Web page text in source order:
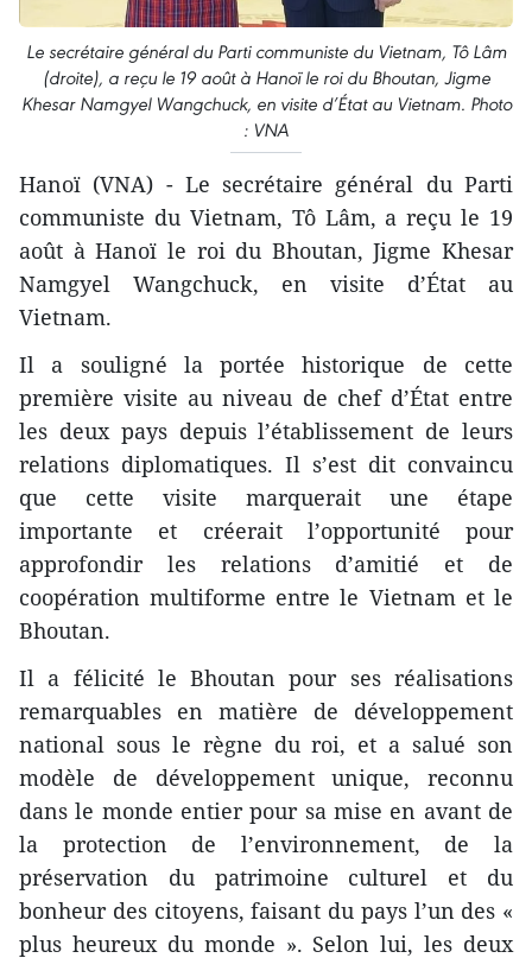
Le secrétaire général du Parti communiste du Vietnam, Tô Lâm
(droite), a reçu le 19 août à Hanoï le roi du Bhoutan, Jigme
Khesar Namgyel Wangchuck, en visite d’État au Vietnam. Photo
: VNA
Hanoï (VNA) - Le secrétaire général du Parti
communiste du Vietnam, Tô Lâm, a reçu le 19
août à Hanoï le roi du Bhoutan, Jigme Khesar
Namgyel Wangchuck, en visite d’État au
Vietnam.
Il a souligné la portée historique de cette
première visite au niveau de chef d’État entre
les deux pays depuis l’établissement de leurs
relations diplomatiques. Il s’est dit convaincu
que cette visite marquerait une étape
importante et créerait l’opportunité pour
approfondir les relations d’amitié et de
coopération multiforme entre le Vietnam et le
Bhoutan.
Il a félicité le Bhoutan pour ses réalisations
remarquables en matière de développement
national sous le règne du roi, et a salué son
modèle de développement unique, reconnu
dans le monde entier pour sa mise en avant de
la protection de l’environnement, de la
préservation du patrimoine culturel et du
bonheur des citoyens, faisant du pays l’un des «
plus heureux du monde ». Selon lui, les deux